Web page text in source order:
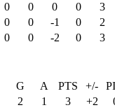
0 0 0 0
3
0 0 -1 0
2
0 0 -2 0 3
G A PTS +/-
2 1 3 +2